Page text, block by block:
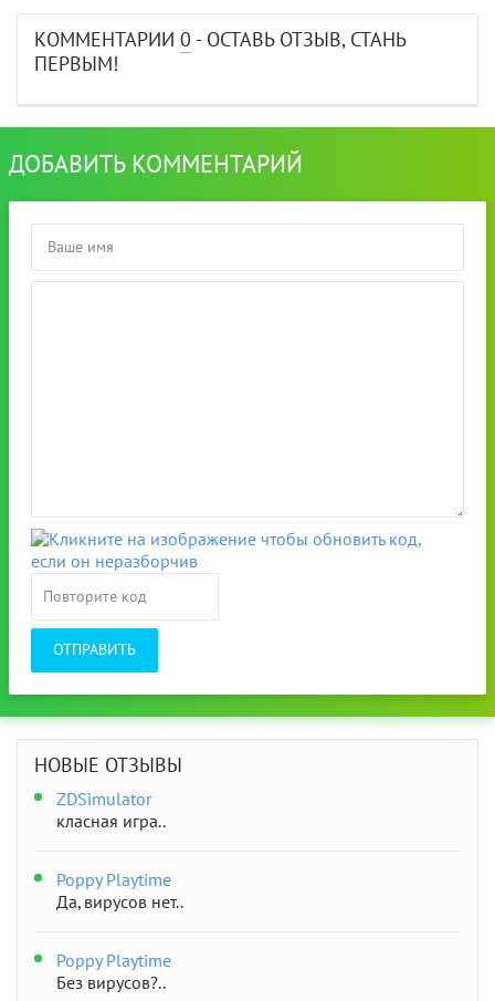
КОММЕНТАРИИ 0 - ОСТАВЬ ОТЗЫВ, СТАНЬ
ПЕРВЫМ!
ДОБАВИТЬ КОММЕНТАРИЙ
ОТПРАВИТЬ
НОВЫЕ ОТЗЫВЫ
ZDSimulator
класная игра..
Poppy Playtime
Да, вирусов нет..
Poppy Playtime
Без вирусов?..